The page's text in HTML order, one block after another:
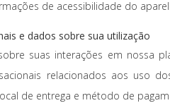
de acessibilidade do
e dados sobre sua utilização
suas interações em nossa
relacionados aos uso
de entrega e método de